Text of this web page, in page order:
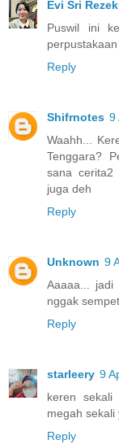
Evi Sri
Puswil ini
Reply
Shifrnotes 9
Waahh...
Tenggara?
sana cerita2
juga deh
Reply
Unknown 9
Aaaaa...
nggak
Reply
starleery 9
keren sekali
megah sekali
Reply